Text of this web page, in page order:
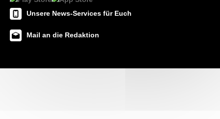
Unsere News-Services für Euch
Mail an die Redaktion